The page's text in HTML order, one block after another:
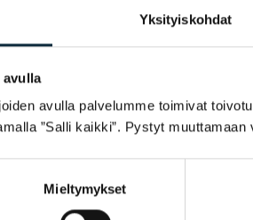
Yksityiskohdat
avulla
avulla palvelumme toimivat
”Salli kaikki”. Pystyt muuttamaan
Mieltymykset
Rival E1 Flattop